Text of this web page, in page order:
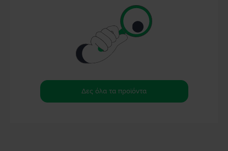
Δες όλα τα προϊόντα